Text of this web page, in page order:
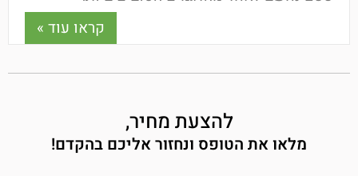
קראו עוד »
להצעת מחיר,
מלאו את הטופס ונחזור אליכם בהקדם!